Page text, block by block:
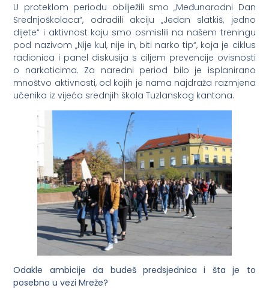
U proteklom periodu obilježili smo „Međunarodni Dan
Srednjoškolaca“, odradili akciju „Jedan slatkiš, jedno
dijete“ i aktivnost koju smo osmislili na našem treningu
pod nazivom „Nije kul, nije in, biti narko tip“, koja je ciklus
radionica i panel diskusija s ciljem prevencije ovisnosti
o narkoticima. Za naredni period bilo je isplanirano
mnoštvo aktivnosti, od kojih je nama najdraža razmjena
učenika iz vijeća srednjih škola Tuzlanskog kantona.
Odakle ambicije da budeš predsjednica i šta je to
posebno u vezi Mreže?